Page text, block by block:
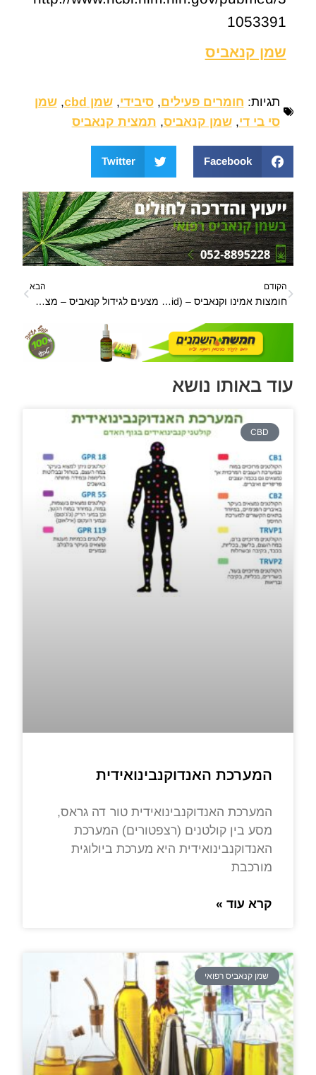
1053391
שמן קנאביס
תגיות: חומרים פעילים,סיבידי,שמן cbd ,שמן
סי בי די,שמן קנאביס, תמצית קנאביס
Facebook
Twitter
הקודם
חומצות אמינו וקנאביס – (amino acid) הן תרכובות אורגניות של חלבונים
הבא
מצעים לגידול קנאביס – מצעים שונים לגידול קנאביס
עוד באותו נושא
CBD
המערכת האנדוקנבינואידית
המערכת האנדוקנבינואידית טור דה גראס,
מסע בין קולטנים (רצפטורים) המערכת
האנדוקנבינואידית היא מערכת ביולוגית
מורכבת
קרא עוד »
שמן קנאביס רפואי